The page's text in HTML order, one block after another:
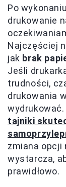
Po
drukowanie
Najczęściej
jak brak
Jeśli
trudności,
drukowania
tajniki
zmiana opcji
wystarcza,
prawidłowo.